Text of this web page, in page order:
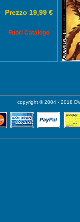
Prezzo 19,99 €
Fuori Catalogo
copyright © 2004 - 2018